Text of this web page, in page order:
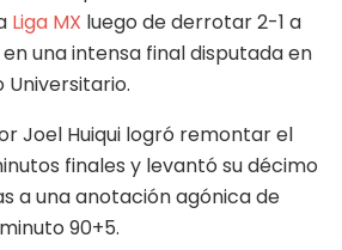
Liga MX luego de derrotar 2-1 a
en una intensa final disputada en
Universitario.
Joel Huiqui logró remontar el
finales y levantó su décimo
a una anotación agónica de
90+5.